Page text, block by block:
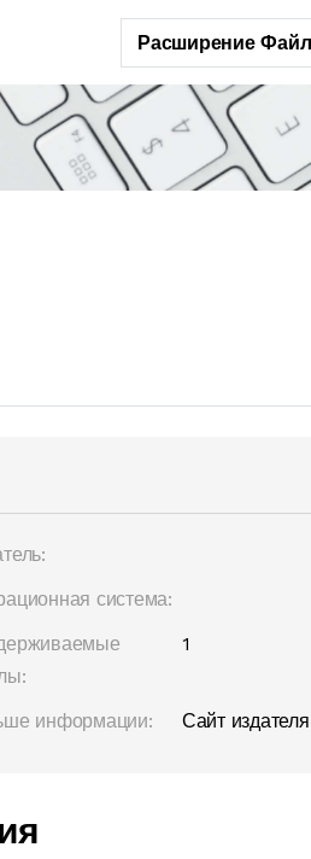
Расширение
система:
1
информации: Сайт издателя